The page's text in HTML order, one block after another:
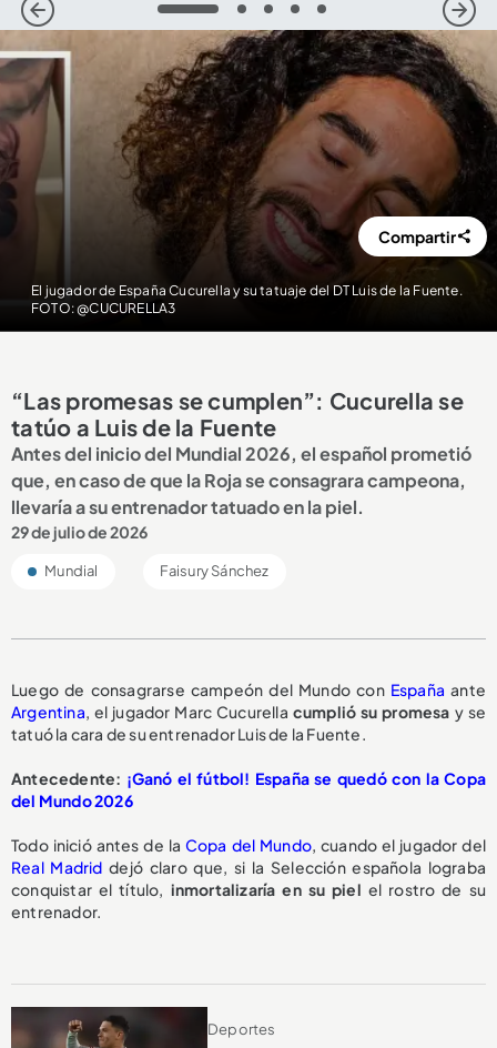
1 2 3 4 5
El jugador de España Cucurella y su tatuaje del DT Luis de la Fuente.
FOTO: @CUCURELLA3
Compartir
“Las promesas se cumplen”: Cucurella se
tatúo a Luis de la Fuente
Antes del inicio del Mundial 2026, el español prometió
que, en caso de que la Roja se consagrara campeona,
llevaría a su entrenador tatuado en la piel.
29 de julio de 2026
Mundial Faisury Sánchez
Luego de consagrarse campeón del Mundo con España ante
Argentina, el jugador Marc Cucurella cumplió su promesa y se
tatuó la cara de su entrenador Luis de la Fuente.
Antecedente: ¡Ganó el fútbol! España se quedó con la Copa
del Mundo 2026
Todo inició antes de la Copa del Mundo, cuando el jugador del
Real Madriddejó claro que, si la Selección española lograba
conquistar el título, inmortalizaría en su piel el rostro de su
entrenador.
Deportes